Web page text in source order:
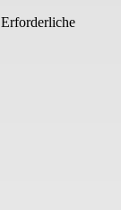
Erforderliche